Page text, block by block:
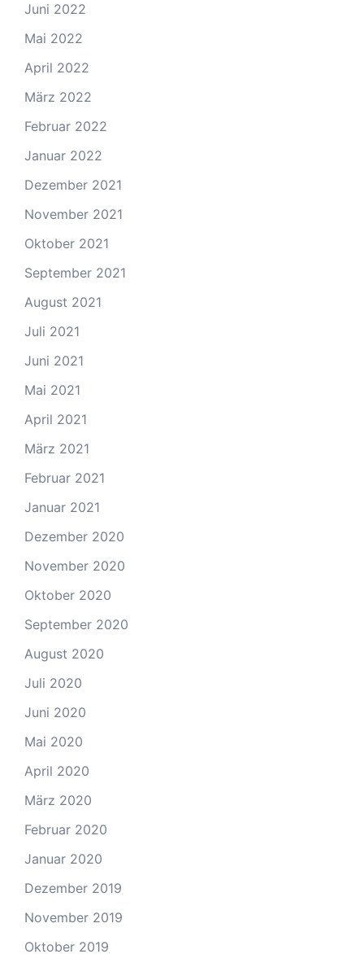
Juni 2022
Mai 2022
April 2022
März 2022
Februar 2022
Januar 2022
Dezember 2021
November 2021
Oktober 2021
September 2021
August 2021
Juli 2021
Juni 2021
Mai 2021
April 2021
März 2021
Februar 2021
Januar 2021
Dezember 2020
November 2020
Oktober 2020
September 2020
August 2020
Juli 2020
Juni 2020
Mai 2020
April 2020
März 2020
Februar 2020
Januar 2020
Dezember 2019
November 2019
Oktober 2019